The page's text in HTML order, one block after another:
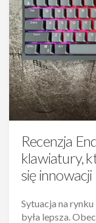
Recenzja
klawiatury,
się innowacji
Sytuacja na
była lepsza.